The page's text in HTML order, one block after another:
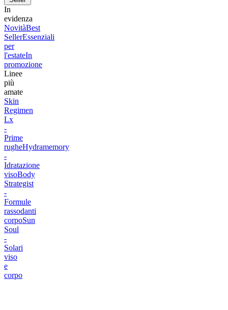
In
evidenza
NovitàBest
SellerEssenziali
per
l'estateIn
promozione
Linee
più
amate
Skin
Regimen
Lx
-
Prime
rugheHydramemory
-
Idratazione
visoBody
Strategist
-
Formule
rassodanti
corpoSun
Soul
-
Solari
viso
e
corpo